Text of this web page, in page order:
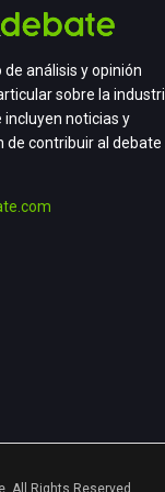
de análisis y opinión
sobre la
noticias y
de contribuir al debate
All Rights Reserved.